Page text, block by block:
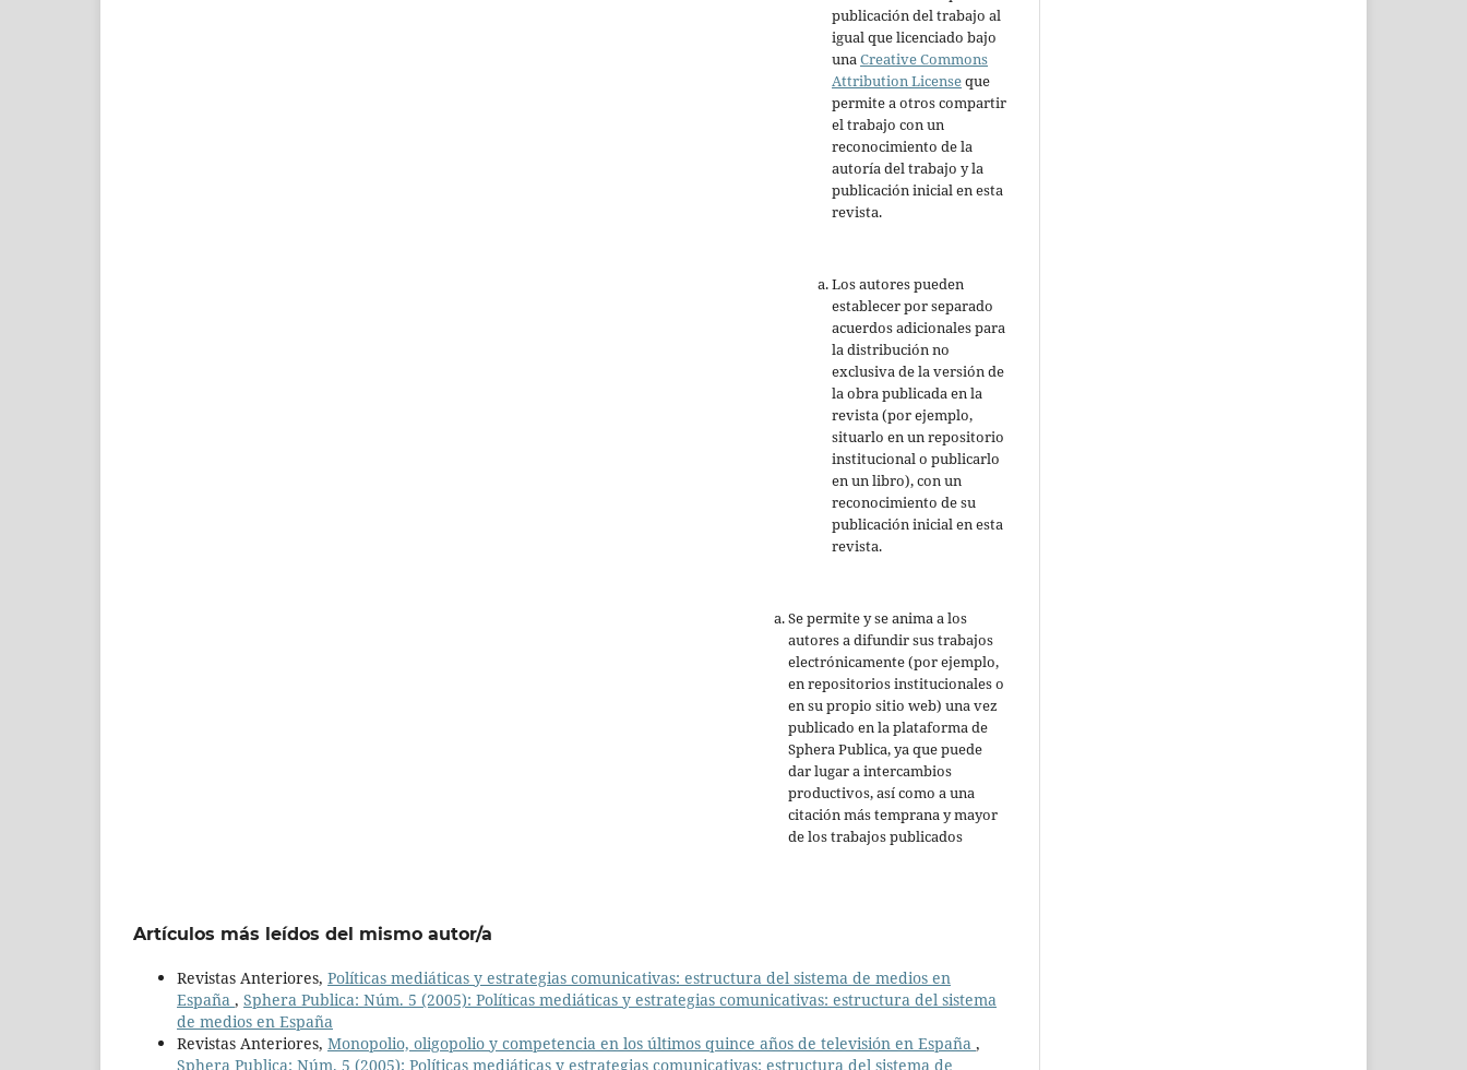
publicación del trabajo al
igual que licenciado bajo
unaCreative Commons
Attribution Licenseque
permite a otros compartir
el trabajo con un
reconocimiento de la
autoría del trabajo y la
publicación inicial en esta
revista.
Los autores pueden
establecer por separado
acuerdos adicionales para
la distribución no
exclusiva de la versión de
la obra publicada en la
revista (por ejemplo,
situarlo en un repositorio
institucional o publicarlo
en un libro), con un
reconocimiento de su
publicación inicial en esta
revista.
Se permite y se anima a los
autores a difundir sus trabajos
electrónicamente (por ejemplo,
en repositorios institucionales o
en su propio sitio web) una vez
publicado en la plataforma de
Sphera Publica, ya que puede
dar lugar a intercambios
productivos, así como a una
citación más temprana y mayor
de los trabajos publicados
Artículos más leídos del mismo autor/a
Revistas Anteriores, Políticas mediáticas y estrategias comunicativas: estructura del sistema de medios en
España , Sphera Publica: Núm. 5 (2005): Políticas mediáticas y estrategias comunicativas: estructura del sistema
de medios en España
Revistas Anteriores, Monopolio, oligopolio y competencia en los últimos quince años de televisión en España ,
Sphera Publica: Núm. 5 (2005): Políticas mediáticas y estrategias comunicativas: estructura del sistema de